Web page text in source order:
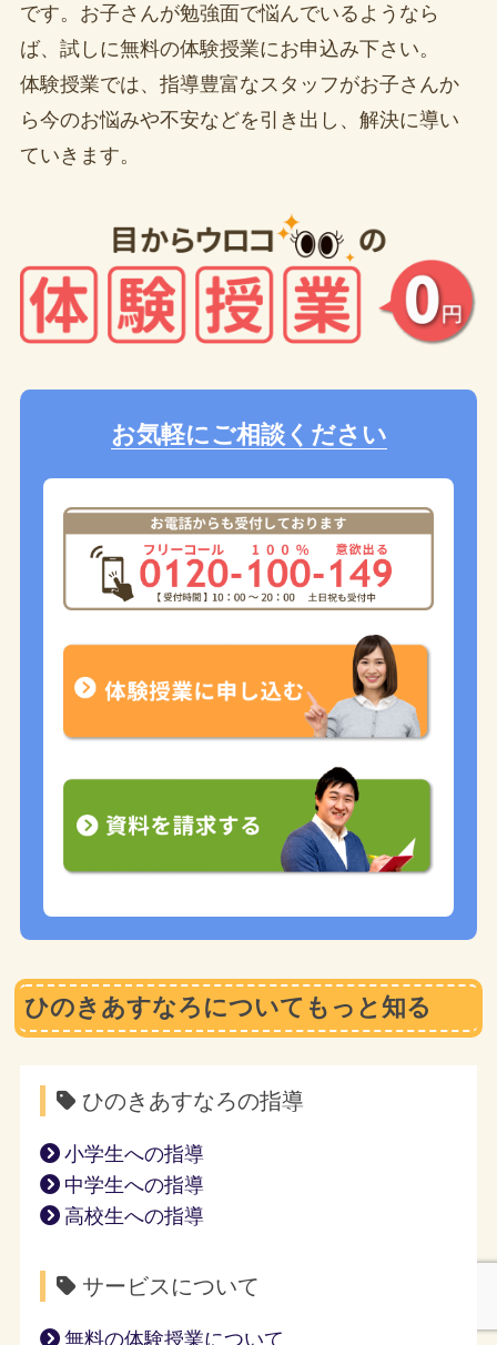
です。お子さんが勉強面で悩んでいるようなら
ば、試しに無料の体験授業にお申込み下さい。
体験授業では、指導豊富なスタッフがお子さんか
ら今のお悩みや不安などを引き出し、解決に導い
ていきます。
お気軽にご相談ください
ひのきあすなろについてもっと知る
ひのきあすなろの指導
小学生への指導
中学生への指導
高校生への指導
サービスについて
無料の体験授業について